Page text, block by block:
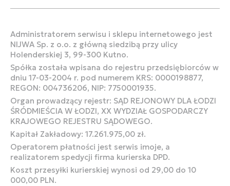
Administratorem serwisu i sklepu internetowego jest
NIJWA Sp. z o.o. z główną siedzibą przy ulicy
Holenderskiej 3, 99-300 Kutno.
Spółka została wpisana do rejestru przedsiębiorców w
dniu 17-03-2004 r. pod numerem KRS: 0000198877,
REGON: 004736206, NIP: 7750001935.
Organ prowadzący rejestr: SĄD REJONOWY DLA ŁODZI
ŚRÓDMIEŚCIA W ŁODZI, XX WYDZIAŁ GOSPODARCZY
KRAJOWEGO REJESTRU SĄDOWEGO.
Kapitał Zakładowy: 17.261.975,00 zł.
Operatorem płatności jest serwis imoje, a
realizatorem spedycji firma kurierska DPD.
Koszt przesyłki kurierskiej wynosi od 29,00 do 10
000,00 PLN.